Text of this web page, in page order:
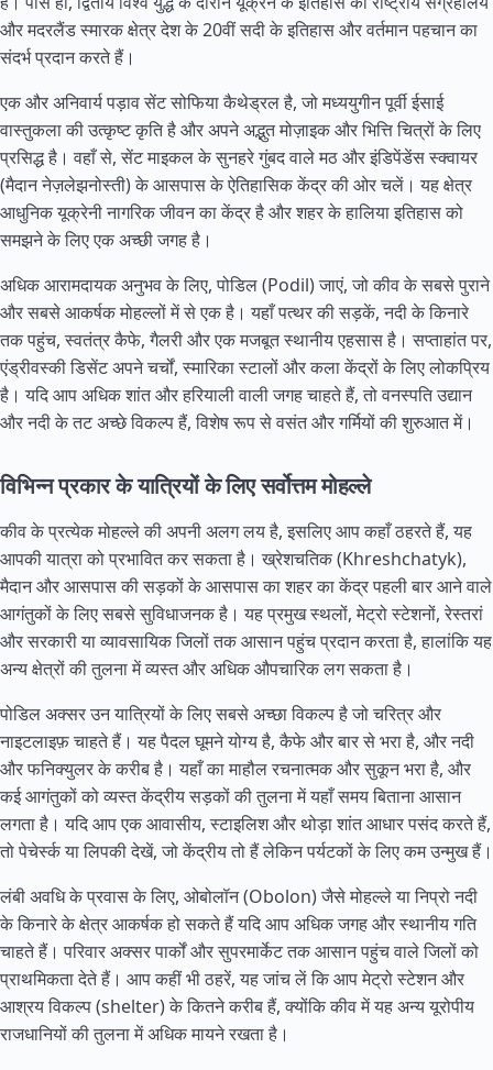
और मदरलैंड स्मारक क्षेत्र देश के 20वीं सदी के इतिहास और वर्तमान पहचान का
संदर्भ प्रदान करते हैं।
एक और अनिवार्य पड़ाव सेंट सोफिया कैथेड्रल है, जो मध्ययुगीन पूर्वी ईसाई
वास्तुकला की उत्कृष्ट कृति है और अपने अद्भुत मोज़ाइक और भित्ति चित्रों के लिए
प्रसिद्ध है। वहाँ से, सेंट माइकल के सुनहरे गुंबद वाले मठ और इंडिपेंडेंस स्क्वायर
(मैदान नेज़लेझनोस्ती) के आसपास के ऐतिहासिक केंद्र की ओर चलें। यह क्षेत्र
आधुनिक यूक्रेनी नागरिक जीवन का केंद्र है और शहर के हालिया इतिहास को
समझने के लिए एक अच्छी जगह है।
अधिक आरामदायक अनुभव के लिए, पोडिल (Podil) जाएं, जो कीव के सबसे पुराने
और सबसे आकर्षक मोहल्लों में से एक है। यहाँ पत्थर की सड़कें, नदी के किनारे
तक पहुंच, स्वतंत्र कैफे, गैलरी और एक मजबूत स्थानीय एहसास है। सप्ताहांत पर,
एंड्रीवस्की डिसेंट अपने चर्चों, स्मारिका स्टालों और कला केंद्रों के लिए लोकप्रिय
है। यदि आप अधिक शांत और हरियाली वाली जगह चाहते हैं, तो वनस्पति उद्यान
और नदी के तट अच्छे विकल्प हैं, विशेष रूप से वसंत और गर्मियों की शुरुआत में।
विभिन्न प्रकार के यात्रियों के लिए सर्वोत्तम मोहल्ले
कीव के प्रत्येक मोहल्ले की अपनी अलग लय है, इसलिए आप कहाँ ठहरते हैं, यह
आपकी यात्रा को प्रभावित कर सकता है। ख्रेशचतिक (Khreshchatyk),
मैदान और आसपास की सड़कों के आसपास का शहर का केंद्र पहली बार आने वाले
आगंतुकों के लिए सबसे सुविधाजनक है। यह प्रमुख स्थलों, मेट्रो स्टेशनों, रेस्तरां
और सरकारी या व्यावसायिक जिलों तक आसान पहुंच प्रदान करता है, हालांकि यह
अन्य क्षेत्रों की तुलना में व्यस्त और अधिक औपचारिक लग सकता है।
पोडिल अक्सर उन यात्रियों के लिए सबसे अच्छा विकल्प है जो चरित्र और
नाइटलाइफ़ चाहते हैं। यह पैदल घूमने योग्य है, कैफे और बार से भरा है, और नदी
और फनिक्युलर के करीब है। यहाँ का माहौल रचनात्मक और सुकून भरा है, और
कई आगंतुकों को व्यस्त केंद्रीय सड़कों की तुलना में यहाँ समय बिताना आसान
लगता है। यदि आप एक आवासीय, स्टाइलिश और थोड़ा शांत आधार पसंद करते हैं,
तो पेचेर्स्क या लिपकी देखें, जो केंद्रीय तो हैं लेकिन पर्यटकों के लिए कम उन्मुख हैं।
लंबी अवधि के प्रवास के लिए, ओबोलॉन (Obolon) जैसे मोहल्ले या निप्रो नदी
के किनारे के क्षेत्र आकर्षक हो सकते हैं यदि आप अधिक जगह और स्थानीय गति
चाहते हैं। परिवार अक्सर पार्कों और सुपरमार्केट तक आसान पहुंच वाले जिलों को
प्राथमिकता देते हैं। आप कहीं भी ठहरें, यह जांच लें कि आप मेट्रो स्टेशन और
आश्रय विकल्प (shelter) के कितने करीब हैं, क्योंकि कीव में यह अन्य यूरोपीय
राजधानियों की तुलना में अधिक मायने रखता है।